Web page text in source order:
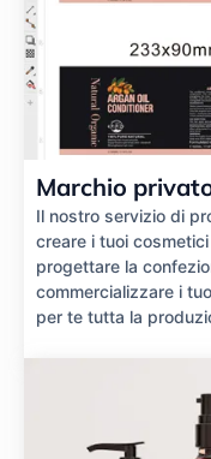
Marchio
Il nostro servizio di
creare i tuoi
progettare la
commercializzare i
per te tutta la